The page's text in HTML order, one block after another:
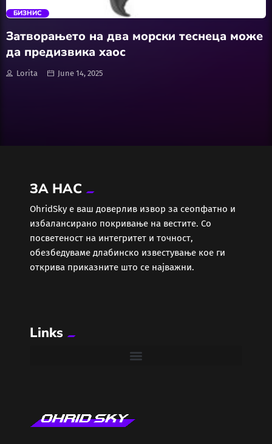
Еротика
Забава
Здравје
Колумни
Лајфстајл
БИЗНИС
Затворањето на два морски теснеца може
да предизвика хаос
Lorita June 14, 2025
ЗА НАС
ОhridSky е ваш доверлив извор за сеопфатно и
избалансирано покривање на вестите. Со
посветеност на интегритет и точност,
обезбедуваме длабинско известување кое ги
открива приказните што се најважни.
Links